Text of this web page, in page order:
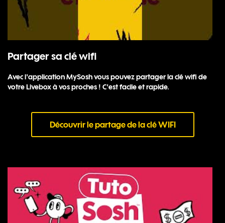
Partager sa clé wifi
Avec l'application MySosh vous pouvez partager la clé wifi de
votre Livebox à vos proches ! C'est facile et rapide.
Découvrir le partage de la clé WIFI